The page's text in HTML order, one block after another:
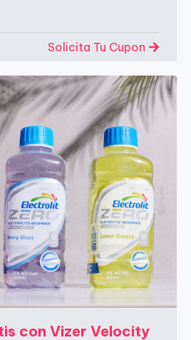
Solicita Tu Cupon
con Vizer Velocity